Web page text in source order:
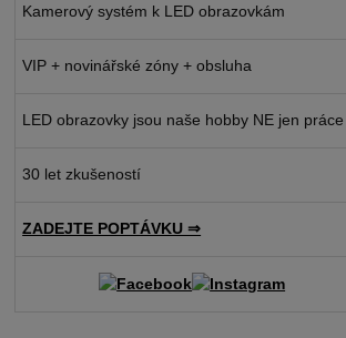
Kamerový systém k LED obrazovkám
VIP + novinářské zóny + obsluha
LED obrazovky jsou naše hobby NE jen práce
30 let zkušeností
ZADEJTE POPTÁVKU ⇒